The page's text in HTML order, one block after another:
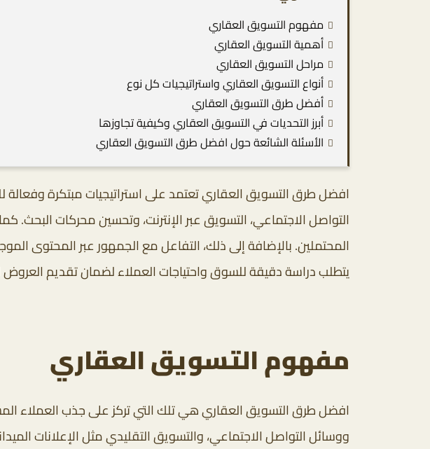
مفهوم التسويق العقاري
أهمية التسويق العقاري
مراحل التسويق العقاري
أنواع التسويق العقاري واستراتيجيات كل نوع
أفضل طرق التسويق العقاري
أبرز التحديات في التسويق العقاري وكيفية تجاوزها
الأسئلة الشائعة حول افضل طرق التسويق العقاري
افضل طرق التسويق العقاري تعتمد على استراتيجيات مبتكرة
التواصل الاجتماعي، التسويق عبر الإنترنت، وتحسين محركات
المحتملين. بالإضافة إلى ذلك، التفاعل مع الجمهور عبر المحتوى
يتطلب دراسة دقيقة للسوق واحتياجات العملاء لضمان تقديم العروض
مفهوم التسويق العقاري
افضل طرق التسويق العقاري هي تلك التي تركز على جذب العملاء
ووسائل التواصل الاجتماعي، والتسويق التقليدي مثل الإعلانات